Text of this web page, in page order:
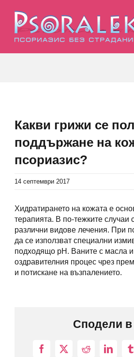
content
Какви грижи се
поддържане на
псориазис?
14 септември 2017
Хидратирането на кожата е
терапията. В по-тежките случаи
различни видове лечения. При
да се използват специални
подходящо pH. Ваните с масла
оздравителния процес чрез
и потискане на възпалението.
Сподели в
Facebook
X Reddit